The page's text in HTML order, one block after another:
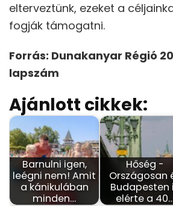
elterveztünk, ezeket a
fogják támogatni.
Forrás: Dunakanyar Régió
lapszám
Ajánlott cikkek:
Barnulni igen,
leégni nem! Amit
a kánikulában
minden…
Hőség -
Országosan
Budapesten
elérte a